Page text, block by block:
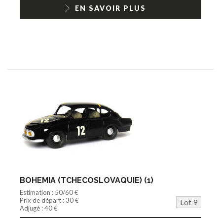
EN SAVOIR PLUS
BOHEMIA (TCHECOSLOVAQUIE) (1)
Estimation : 50/60 €
Prix de départ : 30 €
Lot 9
Adjugé : 40 €